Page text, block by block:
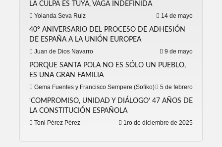
LA CULPA ES TUYA, VAGA INDEFINIDA
Yolanda Seva Ruiz 14 de mayo
40º ANIVERSARIO DEL PROCESO DE ADHESIÓN
DE ESPAÑA A LA UNIÓN EUROPEA
Juan de Dios Navarro 9 de mayo
PORQUE SANTA POLA NO ES SÓLO UN PUEBLO,
ES UNA GRAN FAMILIA
Gema Fuentes y Francisco Sempere (Sofiko) 5 de febrero
‘COMPROMISO, UNIDAD Y DIÁLOGO’ 47 AÑOS DE
LA CONSTITUCIÓN ESPAÑOLA
Toni Pérez Pérez 1ro de diciembre de 2025